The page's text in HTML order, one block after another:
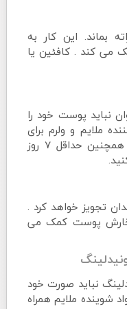
بماند. این کار به
می کند . کافئین یا
نباید پوست خود را
ملایم و ولرم برای
شستن صورتتان استفاده کنید. همچنین حداقل 7 روز
تجویز خواهد کرد .
پوست کمک می
نباید صورت خود
شوینده ملایم همراه